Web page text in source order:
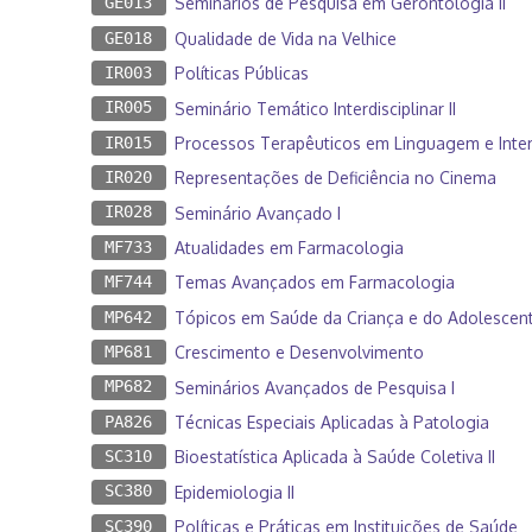
GE018 Qualidade de Vida na Velhice
IR003 Políticas Públicas
IR005 Seminário Temático Interdisciplinar II
IR015 Processos Terapêuticos em Linguagem e
IR020 Representações de Deficiência no Cinema
IR028 Seminário Avançado I
MF733 Atualidades em Farmacologia
MF744 Temas Avançados em Farmacologia
MP642 Tópicos em Saúde da Criança e do
MP681 Crescimento e Desenvolvimento
MP682 Seminários Avançados de Pesquisa I
PA826 Técnicas Especiais Aplicadas à Patologia
SC310 Bioestatística Aplicada à Saúde Coletiva II
SC380 Epidemiologia II
SC390 Políticas e Práticas em Instituições de Saúde